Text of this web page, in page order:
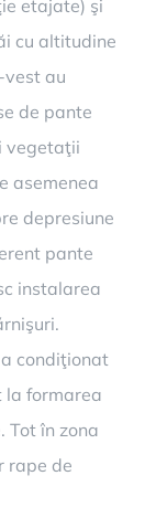
etajate) şi
cu altitudine
au
de pante
vegetaţii
asemenea
depresiune
pante
instalarea
condiţionat
la formarea
Tot în zona
rape de